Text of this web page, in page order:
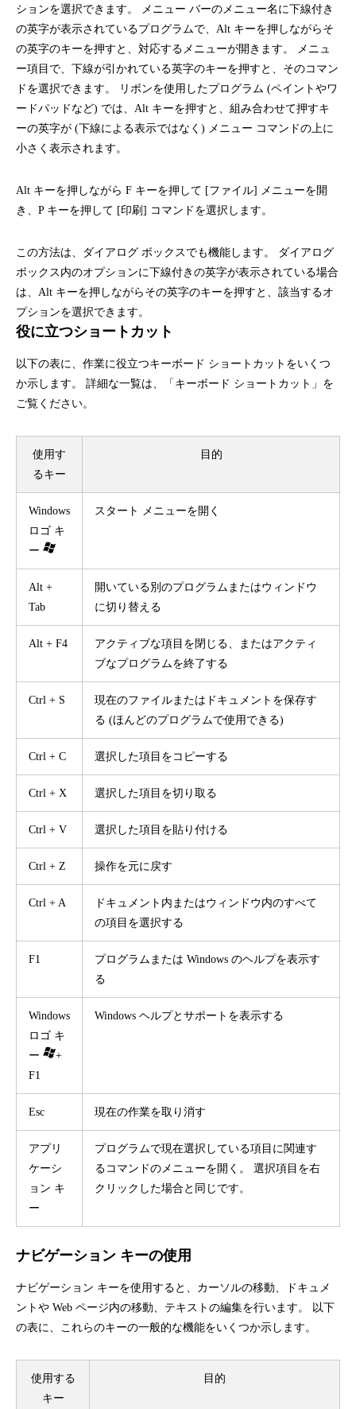
ションを選択できます。 メニュー バーのメニュー名に下線付き
の英字が表示されているプログラムで、Alt キーを押しながらそ
の英字のキーを押すと、対応するメニューが開きます。 メニュ
ー項目で、下線が引かれている英字のキーを押すと、そのコマン
ドを選択できます。 リボンを使用したプログラム (ペイントやワ
ードパッドなど) では、Alt キーを押すと、組み合わせて押すキ
ーの英字が (下線による表示ではなく) メニュー コマンドの上に
小さく表示されます。
Alt キーを押しながら F キーを押して [ファイル] メニューを開
き、P キーを押して [印刷] コマンドを選択します。
この方法は、ダイアログ ボックスでも機能します。 ダイアログ
ボックス内のオプションに下線付きの英字が表示されている場合
は、Alt キーを押しながらその英字のキーを押すと、該当するオ
プションを選択できます。
役に立つショートカット
以下の表に、作業に役立つキーボード ショートカットをいくつ
か示します。 詳細な一覧は、「 キーボード ショートカット 」を
ご覧ください。
使用す
るキー
目的
Windows
ロゴ キ
ー
スタート メニューを開く
Alt +
Tab
開いている別のプログラムまたはウィンドウ
に切り替える
Alt + F4
アクティブな項目を閉じる、またはアクティ
ブなプログラムを終了する
Ctrl + S
現在のファイルまたはドキュメントを保存す
る (ほんどのプログラムで使用できる)
Ctrl + C 選択した項目をコピーする
Ctrl + X 選択した項目を切り取る
Ctrl + V 選択した項目を貼り付ける
Ctrl + Z 操作を元に戻す
Ctrl + A
ドキュメント内またはウィンドウ内のすべて
の項目を選択する
F1
プログラムまたは Windows のヘルプを表示す
る
Windows
ロゴ キ
ー
+
F1
Windows ヘルプとサポートを表示する
Esc 現在の作業を取り消す
アプリ
ケーシ
ョン キ
ー
プログラムで現在選択している項目に関連す
るコマンドのメニューを開く。 選択項目を右
クリックした場合と同じです。
ナビゲーション キーの使用
ナビゲーション キーを使用すると、カーソルの移動、ドキュメ
ントや Web ページ内の移動、テキストの編集を行います。 以下
の表に、これらのキーの一般的な機能をいくつか示します。
使用する
キー
目的